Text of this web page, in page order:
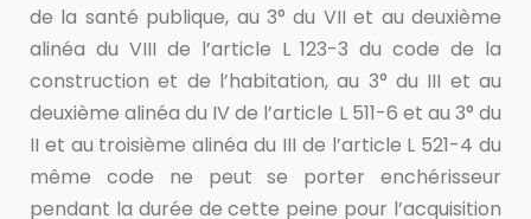
de la santé publique, au 3° du VII et au deuxième
alinéa du VIII de l’article L 123-3 du code de la
construction et de l’habitation, au 3° du III et au
deuxième alinéa du IV de l’article L 511-6 et au 3° du
II et au troisième alinéa du III de l’article L 521-4 du
même code ne peut se porter enchérisseur
pendant la durée de cette peine pour l’acquisition